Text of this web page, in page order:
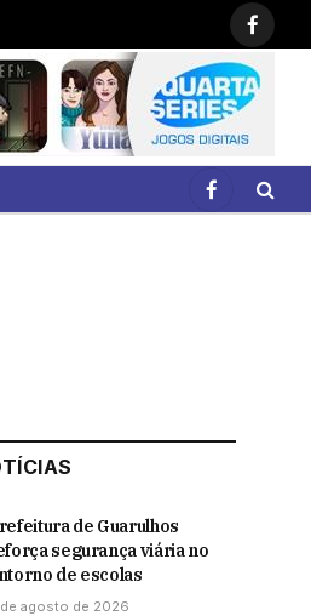
Facebook
de Guarulhos
segurança viária no
de escolas
agosto de 2026